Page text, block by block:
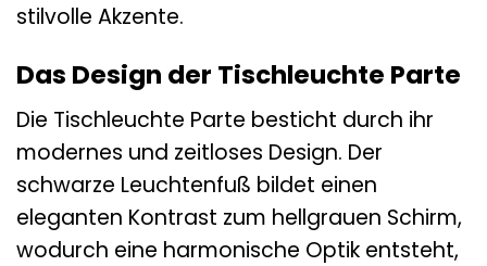
stilvolle Akzente.
Das Design der Tischleuchte Parte
Die Tischleuchte Parte besticht durch ihr
modernes und zeitloses Design. Der
schwarze Leuchtenfuß bildet einen
eleganten Kontrast zum hellgrauen Schirm,
wodurch eine harmonische Optik entsteht,